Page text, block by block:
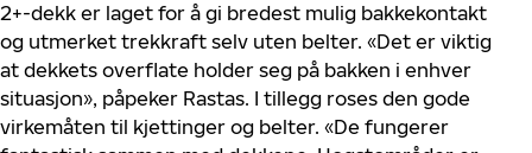
2+-dekk er laget for å gi bredest mulig bakkekontakt
og utmerket trekkraft selv uten belter. «Det er viktig
at dekkets overflate holder seg på bakken i enhver
situasjon», påpeker Rastas. I tillegg roses den gode
virkemåten til kjettinger og belter. «De fungerer